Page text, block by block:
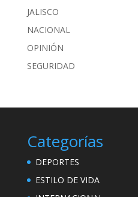
JALISCO
NACIONAL
OPINIÓN
SEGURIDAD
Categorías
DEPORTES
ESTILO DE VIDA